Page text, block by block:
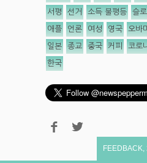
서평 선거 소득 불평등 슬
애플 언론 여성 영국 오바
일본 종교 중국 커피 코로
한국
FEEDBACK